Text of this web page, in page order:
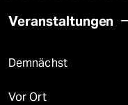
Veranstaltungen
Demnächst
Vor Ort